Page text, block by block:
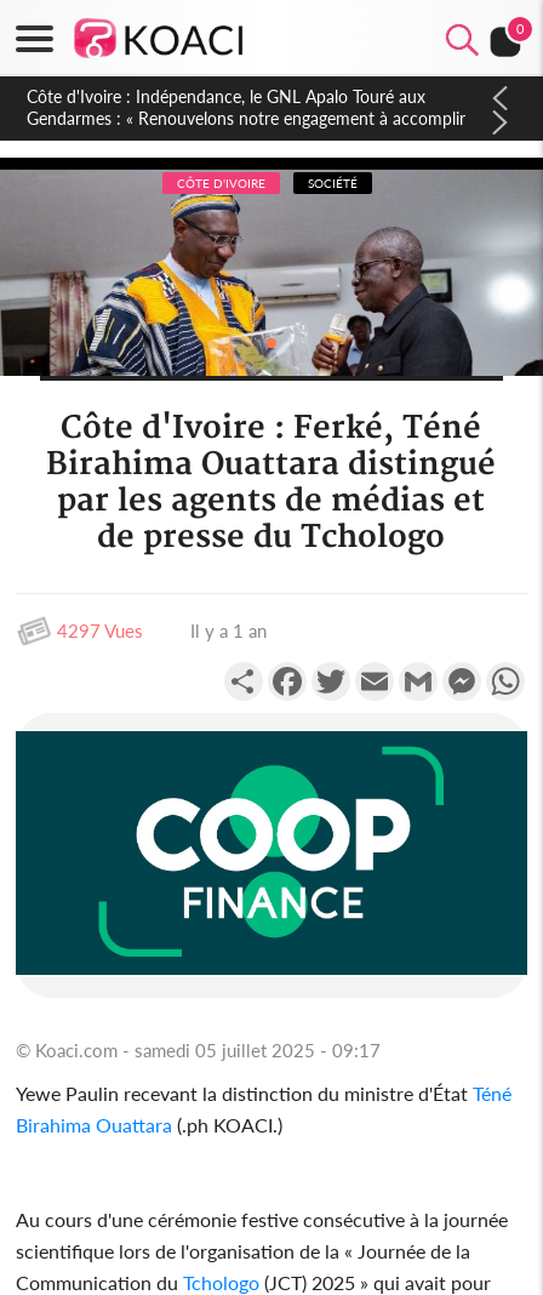
0
Sierra Leone : Un projet de réforme constitutionnelle en
gestation, points clés des amendements, un exclu d'avance
CÔTE D'IVOIRE SOCIÉTÉ
Côte d'Ivoire : Ferké, Téné
Birahima Ouattara distingué
par les agents de médias et
de presse du Tchologo
4297 Vues Il y a 1 an
PartagerFacebookTwitterEmail Gmail
© Koaci.com - samedi 05 juillet 2025 - 09:17
Yewe Paulin recevant la distinction du ministre d'État Téné
Birahima Ouattara (.ph KOACI.)
Au cours d'une cérémonie festive consécutive à la journée
scientifique lors de l'organisation de la « Journée de la
Communication du Tchologo (JCT) 2025 » qui avait pour